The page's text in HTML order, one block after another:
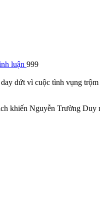
luận 999
dứt vì cuộc tình vụng
khiến Nguyễn Trường Duy